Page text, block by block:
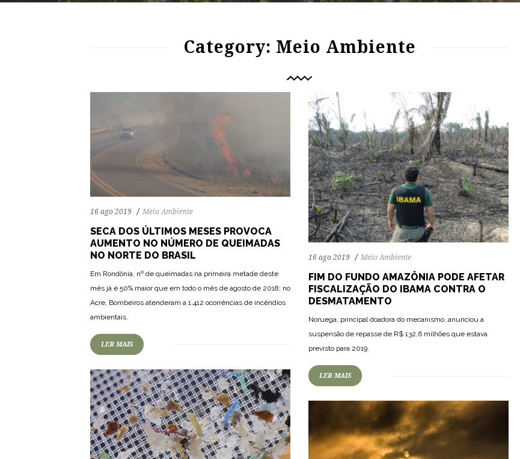
Category: Meio Ambiente
16 ago 2019 Meio Ambiente
SECA DOS ÚLTIMOS MESES PROVOCA
AUMENTO NO NÚMERO DE QUEIMADAS
NO NORTE DO BRASIL
Em Rondônia, nº de queimadas na primeira metade deste
mês já é 50% maior que em todo o mês de agosto de 2018; no
Acre, Bombeiros atenderam a 1.412 ocorrências de incêndios
ambientais.
LER MAIS
16 ago 2019 Meio Ambiente
FIM DO FUNDO AMAZÔNIA PODE AFETAR
FISCALIZAÇÃO DO IBAMA CONTRA O
DESMATAMENTO
Noruega, principal doadora do mecanismo, anunciou a
suspensão de repasse de R$ 132,6 milhões que estava
previsto para 2019.
LER MAIS